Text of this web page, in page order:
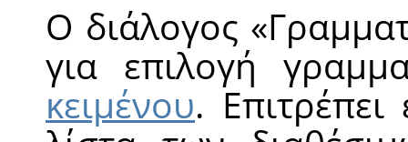
Ο διάλογος «
για επιλογή
κειμένου.